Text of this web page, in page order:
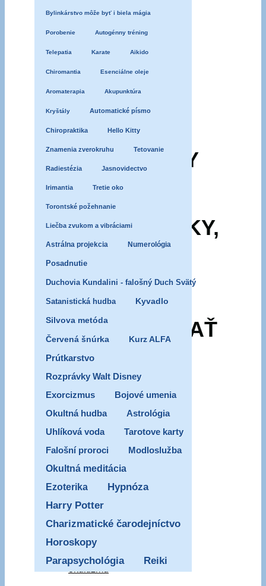
Predmety
ktoré
môžu
PREDMETY
Z
DOVOLENKY,
KTORÉ
MÔŽU
PRIŤAHOVAŤ
DÉMONOV
05/02/2026
Duchovný
rozlišovanie
duchov,
Oslobodenie
okultizmu
Bylinkárstvo môže byť i biela mágia
Porobenie Autogénny tréning
Telepatia Karate Aikido
Chiromantia Esenciálne oleje
Aromaterapia Akupunktúra
Kryštály Automatické písmo
Chiropraktika Hello Kitty
Znamenia zverokruhu Tetovanie
Radiestézia Jasnovidectvo
Irimantia Tretie oko
Torontské požehnanie
Liečba zvukom a vibráciami
Astrálna projekcia Numerológia
Posadnutie
Duchovia Kundalini - falošný Duch Svätý
Satanistická hudba Kyvadlo
Silvova metóda
Červená šnúrka Kurz ALFA
Prútkarstvo
Rozprávky Walt Disney
Exorcizmus
Bojové umenia
Okultná hudba
Astrológia
Uhlíková voda
Tarotove karty
Falošní proroci
Modloslužba
Okultná meditácia
Ezoterika
Hypnóza
Harry Potter
Charizmatické čarodejníctvo
Horoskopy
Parapsychológia
Reiki